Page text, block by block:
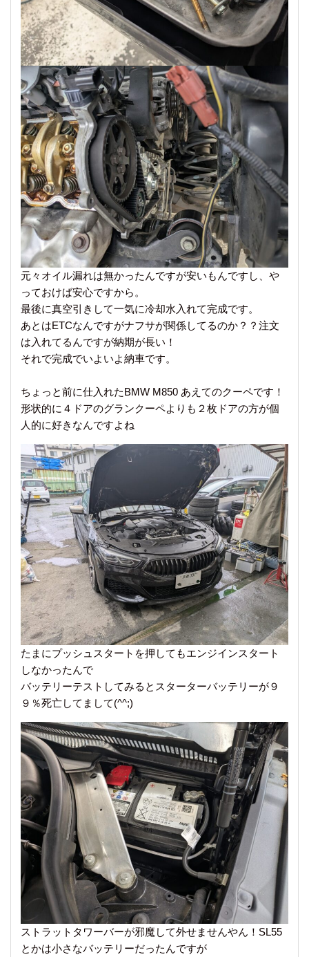
元々オイル漏れは無かったんですが安いもんですし、や
っておけば安心ですから。
最後に真空引きして一気に冷却水入れて完成です。
あとはETCなんですがナフサが関係してるのか？？注文
は入れてるんですが納期が長い！
それで完成でいよいよ納車です。
ちょっと前に仕入れたBMW M850 あえてのクーペです！
形状的に４ドアのグランクーペよりも２枚ドアの方が個
人的に好きなんですよね
たまにプッシュスタートを押してもエンジインスタート
しなかったんで
バッテリーテストしてみるとスターターバッテリーが９
９％死亡してまして(^^;)
ストラットタワーバーが邪魔して外せませんやん！SL55
とかは小さなバッテリーだったんですが